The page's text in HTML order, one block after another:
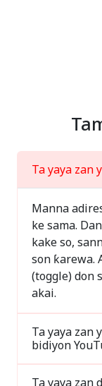
Ta yaya zan
Manna
ke sama.
kake so,
son ƙarewa.
(toggle) don
akai.
Ta yaya zan
bidiyon
Ta yaya zan